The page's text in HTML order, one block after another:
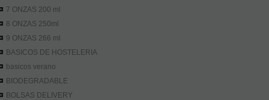
7 ONZAS 200 ml
8 ONZAS 250ml
9 ONZAS 266 ml
BASICOS DE HOSTELERIA
basicos verano
BIODEGRADABLE
BOLSAS DELIVERY